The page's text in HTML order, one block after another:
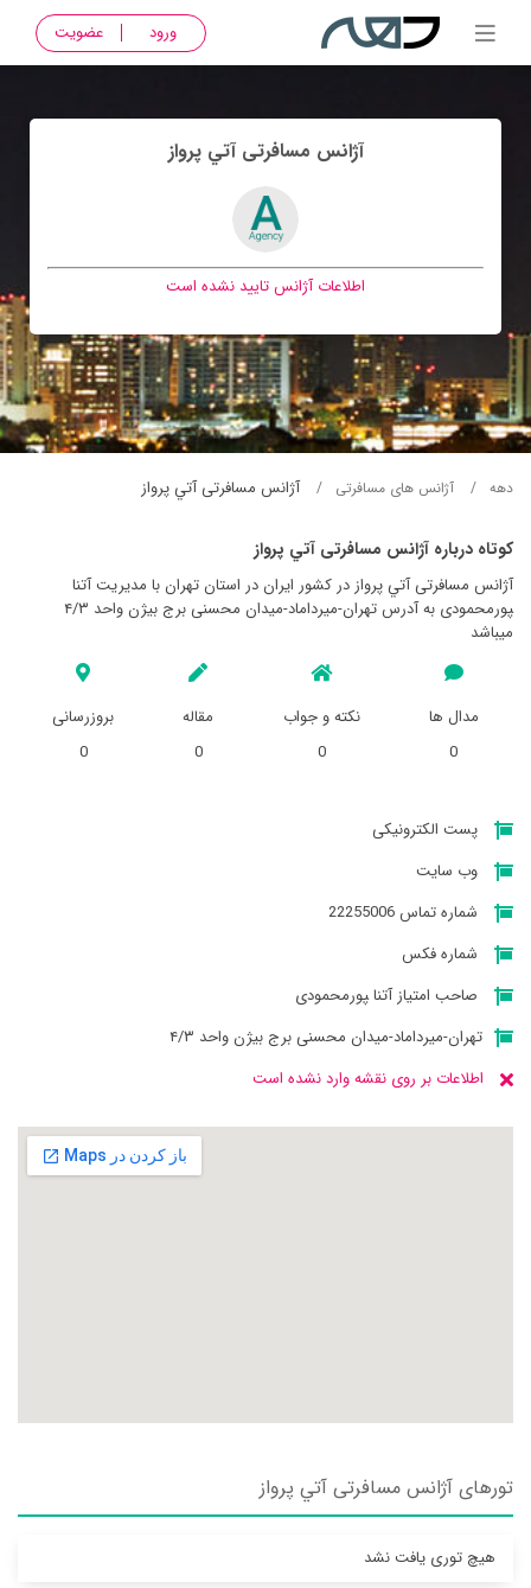
ورود عضویت
آژانس مسافرتی آتي پرواز
اطلاعات آژانس تایید نشده است
دهه آژانس های مسافرتی آژانس مسافرتی آتي پرواز
کوتاه درباره آژانس مسافرتی آتي پرواز
آژانس مسافرتی آتي پرواز در کشور ایران در استان تهران با مدیریت آتنا
‍‍‍‍‍‍‍‍‍‍پورمحمودی به آدرس تهران-میرداماد-میدان محسنی برج بیژن واحد ۴/۳
میباشد
مدال ها
0
نکته و جواب
0
مقاله
0
بروزرسانی
0
پست الکترونیکی
وب سایت
شماره تماس 22255006
شماره فکس
صاحب امتیاز آتنا ‍‍‍‍‍‍‍‍‍‍پورمحمودی
تهران-میرداماد-میدان محسنی برج بیژن واحد ۴/۳
اطلاعات بر روی نقشه وارد نشده است
تورهای آژانس مسافرتی آتي پرواز
هیچ توری یافت نشد